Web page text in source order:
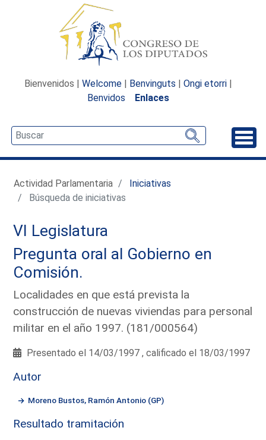
Bienvenidos | Welcome | Benvinguts | Ongi etorri |
Benvidos
Enlaces
Actividad Parlamentaria
Iniciativas
Búsqueda de iniciativas
VI Legislatura
Pregunta oral al Gobierno en
Comisión.
Localidades en que está prevista la
construcción de nuevas viviendas para personal
militar en el año 1997. (181/000564)
Presentado el 14/03/1997 , calificado el 18/03/1997
Autor
Moreno Bustos, Ramón Antonio (GP)
Resultado tramitación